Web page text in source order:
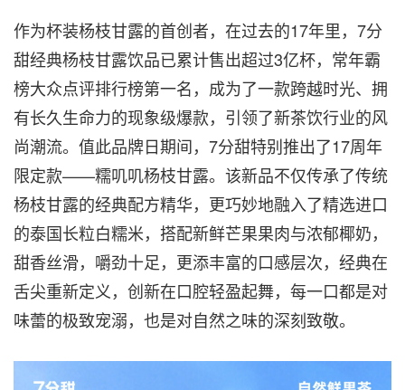
作为杯装杨枝甘露的首创者，在过去的17年里，7分
甜经典杨枝甘露饮品已累计售出超过3亿杯，常年霸
榜大众点评排行榜第一名，成为了一款跨越时光、拥
有长久生命力的现象级爆款，引领了新茶饮行业的风
尚潮流。值此品牌日期间，7分甜特别推出了17周年
限定款——糯叽叽杨枝甘露。该新品不仅传承了传统
杨枝甘露的经典配方精华，更巧妙地融入了精选进口
的泰国长粒白糯米，搭配新鲜芒果果肉与浓郁椰奶，
甜香丝滑，嚼劲十足，更添丰富的口感层次，经典在
舌尖重新定义，创新在口腔轻盈起舞，每一口都是对
味蕾的极致宠溺，也是对自然之味的深刻致敬。